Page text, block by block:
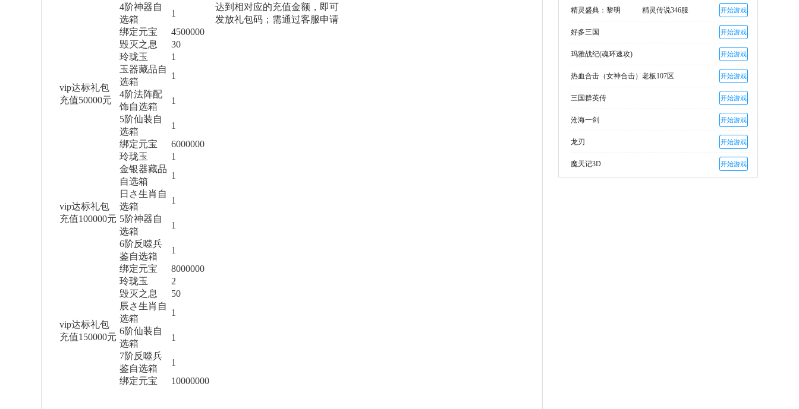
达到相对应的充值金额，即可
发放礼包码； 需通过客服申请
4阶神器自
选箱
1
绑定元宝
4500000
vip达标礼包
充值50000元
毁灭之息
30
玲珑玉
1
玉器藏品自
选箱
1
4阶法阵配
饰自选箱
1
5阶仙装自
选箱
1
绑定元宝
6000000
vip达标礼包
充值100000元
玲珑玉
1
金银器藏品
自选箱
1
日さ生肖自
选箱
1
5阶神器自
选箱
1
6阶反噬兵
鉴自选箱
1
绑定元宝
8000000
vip达标礼包
充值150000元
玲珑玉
2
毁灭之息
50
辰さ生肖自
选箱
1
6阶仙装自
选箱
1
7阶反噬兵
鉴自选箱
1
绑定元宝
10000000
精灵盛典：黎明 精灵传说346服 开始游戏
好多三国 开始游戏
玛雅战纪(魂环速攻) 开始游戏
热血合击（女神合击） 老板107区 开始游戏
三国群英传 开始游戏
沧海一剑 开始游戏
龙刃 开始游戏
魔天记3D 开始游戏